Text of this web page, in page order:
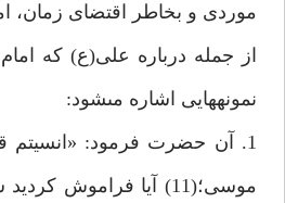
موردى و بخاطر اقتضاى زمان،
از جمله درباره على(ع) كه
نمونه‏هايى اشاره مى‏شود:
1. آن حضرت فرمود: «انسيتم
موسى؛(11) آيا